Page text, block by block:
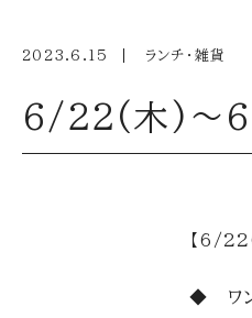
2023.6.15 ランチ・雑貨
6/22(木)～
【6/
◆ ワ